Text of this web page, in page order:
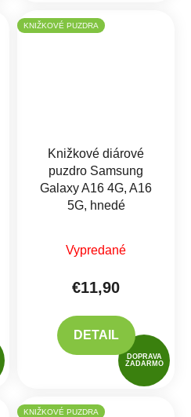
KNIŽKOVÉ PUZDRA
DOPRAVA
ZADARMO
Knižkové diárové
puzdro Samsung
Galaxy A16 4G, A16
5G, hnedé
Vypredané
€11,90
DETAIL
KNIŽKOVÉ PUZDRA